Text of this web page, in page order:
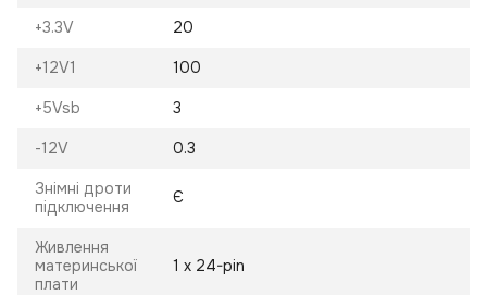
+3.3V 20
+12V1 100
+5Vsb 3
-12V 0.3
Знімні дроти
підключення
Є
Живлення
материнської
плати
1 х 24-pin